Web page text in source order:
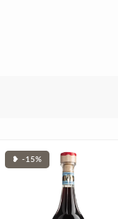
❥ -15%